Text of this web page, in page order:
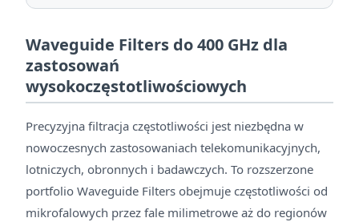
Waveguide Filters do 400 GHz dla
zastosowań
wysokoczęstotliwościowych
Precyzyjna filtracja częstotliwości jest niezbędna w
nowoczesnych zastosowaniach telekomunikacyjnych,
lotniczych, obronnych i badawczych. To rozszerzone
portfolio Waveguide Filters obejmuje częstotliwości od
mikrofalowych przez fale milimetrowe aż do regionów